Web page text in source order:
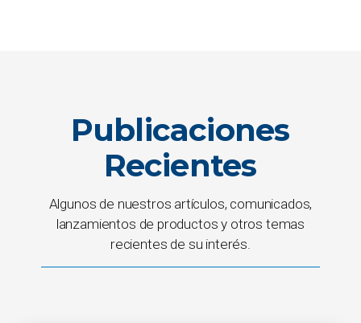
Publicaciones
Recientes
Algunos de nuestros artículos, comunicados,
lanzamientos de productos y otros temas
recientes de su interés.